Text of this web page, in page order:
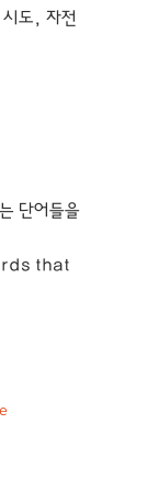
도, 자전
단어들을
that